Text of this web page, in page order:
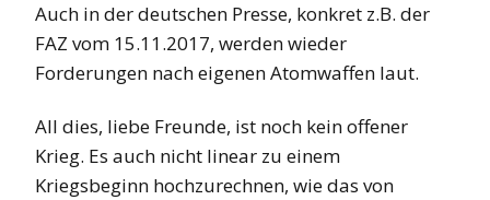
Auch in der deutschen Presse, konkret z.B. der
FAZ vom 15.11.2017, werden wieder
Forderungen nach eigenen Atomwaffen laut.
All dies, liebe Freunde, ist noch kein offener
Krieg. Es auch nicht linear zu einem
Kriegsbeginn hochzurechnen, wie das von